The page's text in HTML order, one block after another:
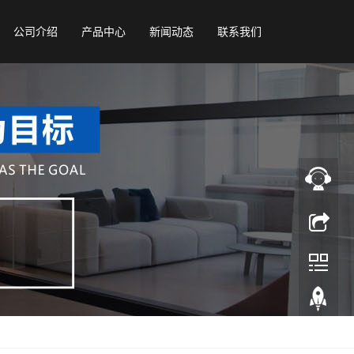
公司介绍 产品中心 新闻动态 联系我们